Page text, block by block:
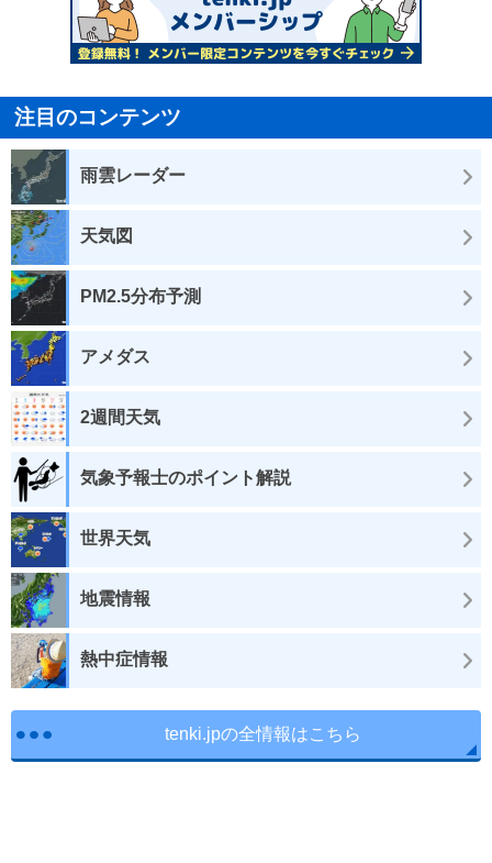
注目のコンテンツ
雨雲レーダー
天気図
PM2.5分布予測
アメダス
2週間天気
気象予報士のポイント解説
世界天気
地震情報
熱中症情報
tenki.jpの全情報はこちら